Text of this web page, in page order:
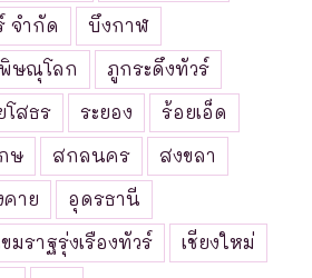
จำกัด
บึงกาฬ
ษณุโลก
ภูกระดึงทัวร์
โสธร ระยอง
ร้อยเอ็ด
ษ สกลนคร
สงขลา
าย
อุดรธานี
ขมราฐรุ่งเรืองทัวร์
เชียงใหม่